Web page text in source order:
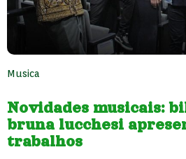
Musica
Novidades musicais:
bruna lucchesi
trabalhos